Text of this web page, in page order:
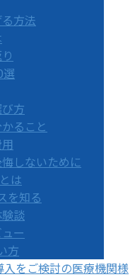
方法
方
ること
しないために
は
を知る
談
ー
方
入をご検討の医療機関様